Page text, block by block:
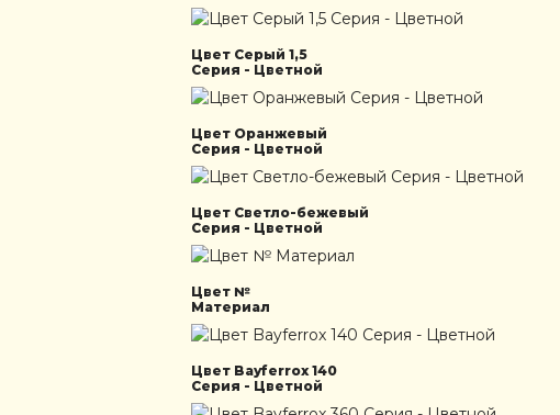
Цвет Серый 1,5
Серия - Цветной
Цвет Оранжевый
Серия - Цветной
Цвет Светло-бежевый
Серия - Цветной
Цвет №
Материал
Цвет Bayferrox 140
Серия - Цветной